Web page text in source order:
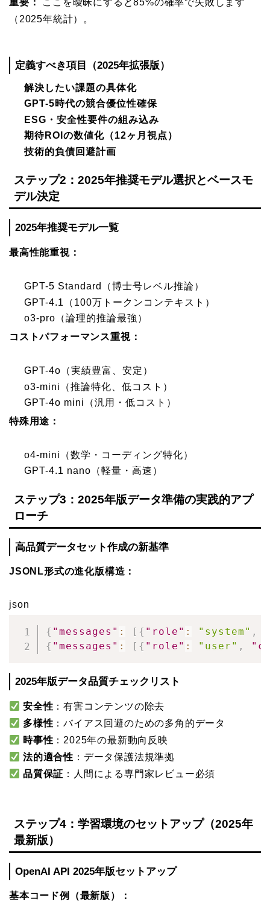
（2025年統計）。
定義すべき項目（2025年拡張版）
解決したい課題の具体化
GPT-5時代の競合優位性確保
ESG・安全性要件の組み込み
期待ROIの数値化（12ヶ月視点）
技術的負債回避計画
ステップ2：2025年推奨モデル選択とベースモ
デル決定
2025年推奨モデル一覧
最高性能重視：
GPT-5 Standard（博士号レベル推論）
GPT-4.1（100万トークンコンテキスト）
o3-pro（論理的推論最強）
コストパフォーマンス重視：
GPT-4o（実績豊富、安定）
o3-mini（推論特化、低コスト）
GPT-4o mini（汎用・低コスト）
特殊用途：
o4-mini（数学・コーディング特化）
GPT-4.1 nano（軽量・高速）
ステップ3：2025年版データ準備の実践的アプ
ローチ
高品質データセット作成の新基準
JSONL形式の進化版構造：
json
{ "messages" : [ { "role" : "system" ,
{ "messages" : [ { "role" : "user" ,
2025年版データ品質チェックリスト
安全性 ：有害コンテンツの除去
多様性 ：バイアス回避のための多角的データ
時事性 ：2025年の最新動向反映
法的適合性 ：データ保護法規準拠
品質保証 ：人間による専門家レビュー必須
ステップ4：学習環境のセットアップ（2025年
最新版）
OpenAI API 2025年版セットアップ
基本コード例（最新版）：